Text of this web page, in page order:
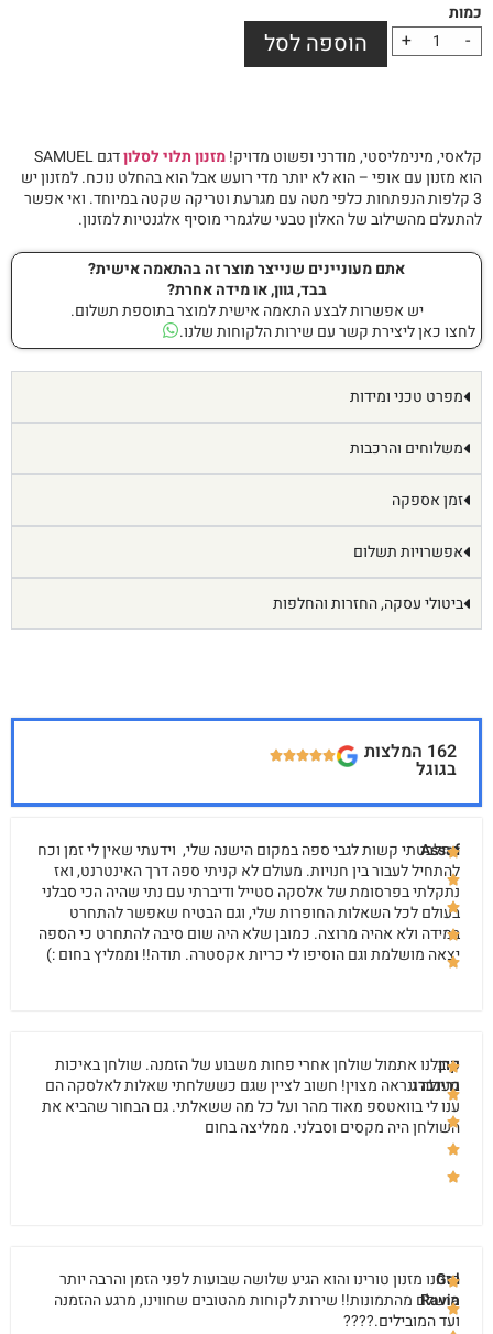
-
+ הוספה לסל
קלאסי, מינימליסטי, מודרני ופשוט מדויק!מזנון תלוי לסלון
דגם SAMUEL
הוא מזנון עם אופי – הוא לא יותר מדי רועש אבל הוא בהחלט נוכח. למזנון יש
3 קלפות הנפתחות כלפי מטה עם מגרעת וטריקה שקטה במיוחד. ואי אפשר
להתעלם מהשילוב של האלון טבעי שלגמרי מוסיף אלגנטיות למזנון.
אתם מעוניינים שנייצר מוצר זה בהתאמה אישית?
בבד, גוון, או מידה אחרת?
יש אפשרות לבצע התאמה אישית למוצר בתוספת תשלום.
לחצו כאן ליצירת קשר עם שירות הלקוחות שלנו.
מפרט טכני ומידות
משלוחים והרכבות
זמן אספקה
אפשרויות תשלום
ביטולי עסקה, החזרות והחלפות
162 המלצות
בגוגל
Assaf
התלבטתי קשות לגבי ספה במקום הישנה שלי, וידעתי שאין לי זמן וכח
להתחיל לעבור בין חנויות. מעולם לא קניתי ספה דרך האינטרנט, ואז
נתקלתי בפרסומת של אלסקה סטייל ודיברתי עם נתי שהיה הכי סבלני
בעולם לכל השאלות החופרות שלי, וגם הבטיח שאפשר להתחרט
במידה ולא אהיה מרוצה. כמובן שלא היה שום סיבה להתחרט כי הספה
יצאה מושלמת וגם הוסיפו לי כריות אקסטרה. תודה!! וממליץ בחום :)
קרן
גרינברג
קיבלנו אתמול שולחן אחרי פחות משבוע של הזמנה. שולחן באיכות
מעולה ונראה מצוין! חשוב לציין שגם כששלחתי שאלות לאלסקה הם
ענו לי בוואטספ מאוד מהר ועל כל מה ששאלתי. גם הבחור שהביא את
השולחן היה מקסים וסבלני. ממליצה בחום
Gal
Ravia
הזמנו מזנון טורינו והוא הגיע שלושה שבועות לפני הזמן והרבה יותר
מושלם מהתמונות!! שירות לקוחות מהטובים שחווינו, מרגע ההזמנה
ועד המובילים.????